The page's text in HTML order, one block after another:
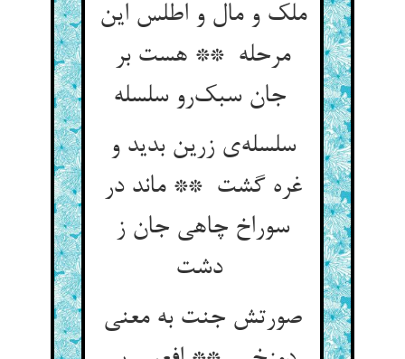
ملک و مال و اطلس این
مرحله ** هست بر
جان سبک‌رو سلسله
سلسله‌ی زرین بدید و
غره گشت ** ماند در
سوراخ چاهی جان ز
دشت
صورتش جنت به معنی